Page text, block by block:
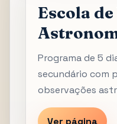
Escola
Programa de 5
secundário com
observações
Ver página